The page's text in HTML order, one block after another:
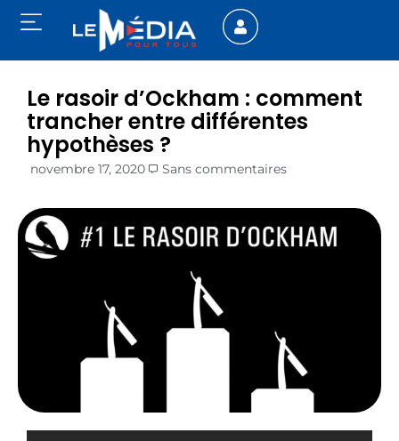
Le rasoir d’Ockham : comment
trancher entre différentes
hypothèses ?
novembre 17, 2020 Sans commentaires